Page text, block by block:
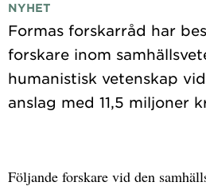
NYHET
Formas forskarråd har
forskare inom
humanistisk vetenskap
Följande forskare vid den